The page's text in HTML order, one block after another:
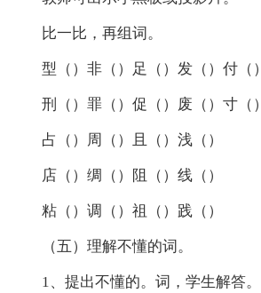
比一比，再组词。
型（）非（）足（）发（）付（）
刑（）罪（）促（）废（）寸（）
占（）周（）且（）浅（）
店（）绸（）阻（）线（）
粘（）调（）祖（）践（）
（五）理解不懂的词。
1、提出不懂的。词，学生解答。